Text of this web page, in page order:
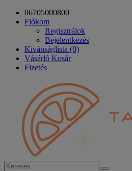
06705000800
Fiókom
Regisztrálok
Bejelentkezés
Kívánságlista (0)
Vásárló Kosár
Fizetés